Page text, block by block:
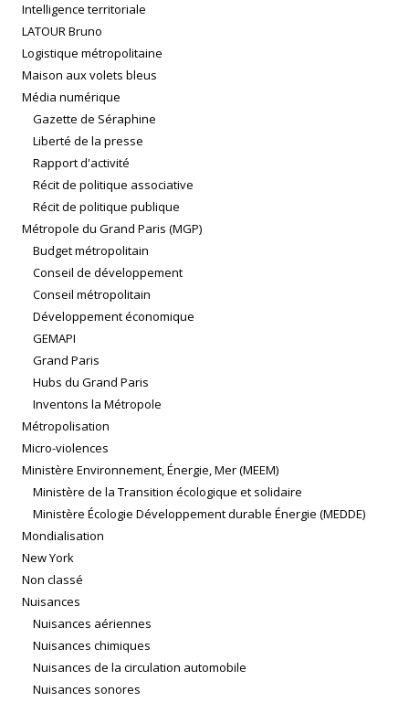
Intelligence territoriale
LATOUR Bruno
Logistique métropolitaine
Maison aux volets bleus
Média numérique
Gazette de Séraphine
Liberté de la presse
Rapport d'activité
Récit de politique associative
Récit de politique publique
Métropole du Grand Paris (MGP)
Budget métropolitain
Conseil de développement
Conseil métropolitain
Développement économique
GEMAPI
Grand Paris
Hubs du Grand Paris
Inventons la Métropole
Métropolisation
Micro-violences
Ministère Environnement, Énergie, Mer (MEEM)
Ministère de la Transition écologique et solidaire
Ministère Écologie Développement durable Énergie (MEDDE)
Mondialisation
New York
Non classé
Nuisances
Nuisances aériennes
Nuisances chimiques
Nuisances de la circulation automobile
Nuisances sonores